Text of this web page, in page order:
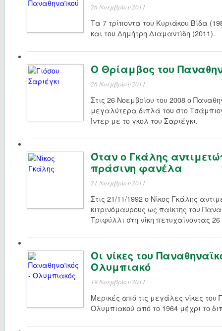
26 Νοεμβρίου 2011
Τα 7 τρίποντα του Κυριάκου Βίδα
και του Δημήτρη Διαμαντίδη (2011).
Ο Θρίαμβος του
26 Νοεμβρίου 2011
Στις 26 Νοεμβρίου του 2008 ο
μεγαλύτερα διπλά του στο
Ίντερ με το γκολ του Σαριέγκι.
Όταν ο Γκάλης
πράσινη φανέλα
21 Νοεμβρίου 2011
Στις 21/11/1992 ο Νίκος Γκάλης
κιτρινόμαυρους ως παίκτης του
Τριφύλλι στη νίκη πετυχαίνοντας
Οι νίκες του
Ολυμπιακό
19 Νοεμβρίου 2011
Μερικές από τις μεγάλες νίκες του
Ολυμπιακού από το 1964 μέχρι το